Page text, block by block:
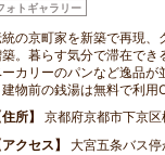
ォトギャラリー
の京町家を新築で再現、
。暮らす気分で滞在でき
カリーのパンなど逸品が
建物前の銭湯は無料で利用
住所
京都府京都市下京
アクセス
大宮五条バス